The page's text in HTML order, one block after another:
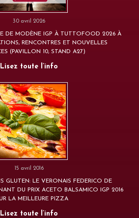
30 avril 2026
DE MODÈNE IGP À TUTTOFOOD 2026 À
RENCONTRES ET NOUVELLES
(PAVILLON 10, STAND A27)
Lisez toute l’info
15 avril 2016
GLUTEN: LE VERONAIS FEDERICO DE
DU PRIX ACETO BALSAMICO IGP 2016
LA MEILLEURE PIZZA
Lisez toute l’info